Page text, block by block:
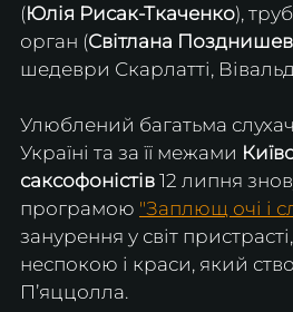
(Юлія Рисак-Ткаченко),
орган (Світлана
шедеври Скарлатті,
Улюблений багатьма
Україні та за її межами
саксофоністів 12 липня
програмою "Заплющ очі і
занурення у світ
неспокою і краси, який
П’яццолла.